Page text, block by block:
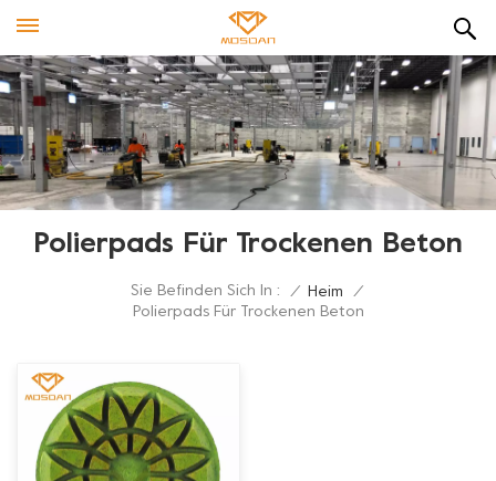
Polierpads Für Trockenen Beton
Sie Befinden Sich In : / Heim
/
Polierpads Für Trockenen Beton